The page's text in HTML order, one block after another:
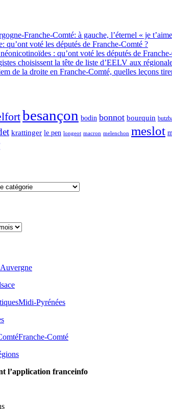
Franche-Comté: à gauche, l’éternel « je
qu’ont voté les députés de Franche-Comté ?
: qu’ont voté les députés de
choisissent la tête de liste d’EELV aux
de la droite en Franche-Comté, quelles leçons
besançon bodin bonnot bourquin
krattinger le pen longeot macron melenchon meslot
Auvergne
Midi-Pyrénées
Franche-Comté
l’application franceinfo